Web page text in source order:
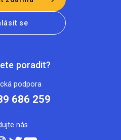
se
poradit?
podpora
686 259
nás